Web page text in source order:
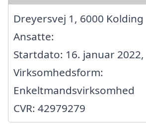
Dreyersvej 1, 6000 Kolding
Ansatte:
Startdato: 16. januar 2022,
Virksomhedsform:
Enkeltmandsvirksomhed
CVR: 42979279